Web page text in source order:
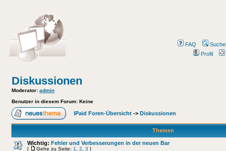
FAQ
Profil
Diskussionen
Moderator: admin
Benutzer in diesem Forum: Keine
IPaid Foren-Übersicht -> Diskussionen
Themen
Wichtig: Fehler und Verbesserungen in der neuen Bar
[ Gehe zu Seite: 1 2 3 ]